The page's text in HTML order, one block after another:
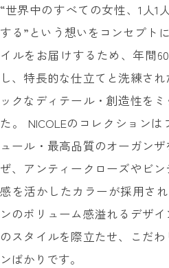
“世界中のすべての女性、1人1
する”という想いをコンセプト
イルをお届けするため、年間
し、特長的な仕立てと洗練さ
ックなディテール・創造性を
た。 NICOLEのコレクション
ュール・最高品質のオーガン
ぜ、アンティークローズやビ
感を活かしたカラーが採用さ
ンのボリューム感溢れるデザ
のスタイルを際立たせ、こだ
ンばかりです。